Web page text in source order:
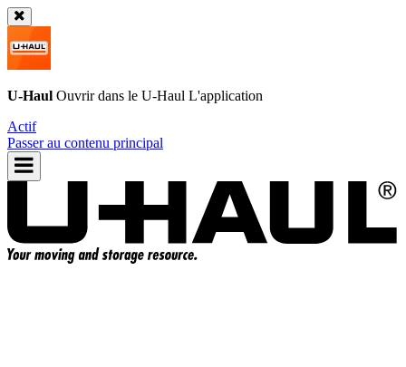
U-Haul Ouvrir dans le U-Haul L'application
Actif
Passer au contenu principal